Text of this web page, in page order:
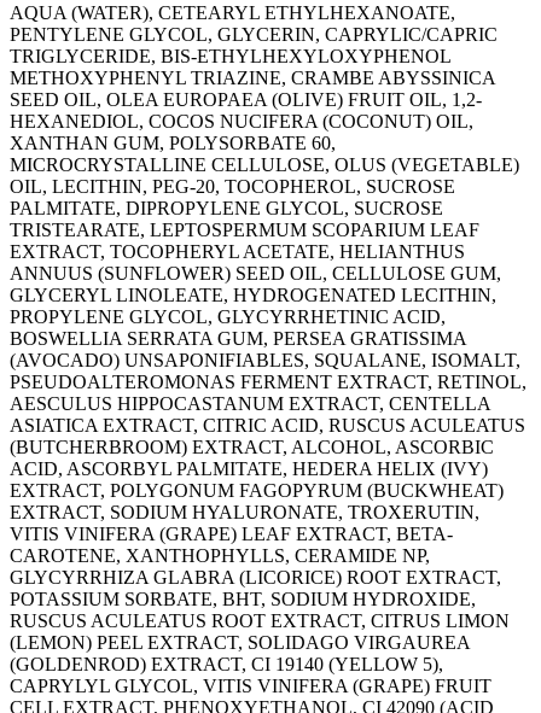
AQUA (WATER), CETEARYL ETHYLHEXANOATE,
PENTYLENE GLYCOL, GLYCERIN, CAPRYLIC/CAPRIC
TRIGLYCERIDE, BIS-ETHYLHEXYLOXYPHENOL
METHOXYPHENYL TRIAZINE, CRAMBE ABYSSINICA
SEED OIL, OLEA EUROPAEA (OLIVE) FRUIT OIL, 1,2-
HEXANEDIOL, COCOS NUCIFERA (COCONUT) OIL,
XANTHAN GUM, POLYSORBATE 60,
MICROCRYSTALLINE CELLULOSE, OLUS (VEGETABLE)
OIL, LECITHIN, PEG-20, TOCOPHEROL, SUCROSE
PALMITATE, DIPROPYLENE GLYCOL, SUCROSE
TRISTEARATE, LEPTOSPERMUM SCOPARIUM LEAF
EXTRACT, TOCOPHERYL ACETATE, HELIANTHUS
ANNUUS (SUNFLOWER) SEED OIL, CELLULOSE GUM,
GLYCERYL LINOLEATE, HYDROGENATED LECITHIN,
PROPYLENE GLYCOL, GLYCYRRHETINIC ACID,
BOSWELLIA SERRATA GUM, PERSEA GRATISSIMA
(AVOCADO) UNSAPONIFIABLES, SQUALANE, ISOMALT,
PSEUDOALTEROMONAS FERMENT EXTRACT, RETINOL,
AESCULUS HIPPOCASTANUM EXTRACT, CENTELLA
ASIATICA EXTRACT, CITRIC ACID, RUSCUS ACULEATUS
(BUTCHERBROOM) EXTRACT, ALCOHOL, ASCORBIC
ACID, ASCORBYL PALMITATE, HEDERA HELIX (IVY)
EXTRACT, POLYGONUM FAGOPYRUM (BUCKWHEAT)
EXTRACT, SODIUM HYALURONATE, TROXERUTIN,
VITIS VINIFERA (GRAPE) LEAF EXTRACT, BETA-
CAROTENE, XANTHOPHYLLS, CERAMIDE NP,
GLYCYRRHIZA GLABRA (LICORICE) ROOT EXTRACT,
POTASSIUM SORBATE, BHT, SODIUM HYDROXIDE,
RUSCUS ACULEATUS ROOT EXTRACT, CITRUS LIMON
(LEMON) PEEL EXTRACT, SOLIDAGO VIRGAUREA
(GOLDENROD) EXTRACT, CI 19140 (YELLOW 5),
CAPRYLYL GLYCOL, VITIS VINIFERA (GRAPE) FRUIT
CELL EXTRACT, PHENOXYETHANOL, CI 42090 (ACID